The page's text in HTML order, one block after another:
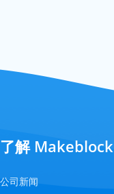
了解 Makeblock
公司新闻